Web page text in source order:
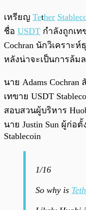
เหรียญ Tether
ชื่อ USDT กำลังถูกเท
Cochran นักวิเคราะ
หลังน่าจะเป็นการล้ม
นาย Adams Cochran
เทขาย USDT
สอบสวนผู้บริหาร
นาย Justin Sun ผู้ก่อตั้
Stablecoin
1/16
So why is